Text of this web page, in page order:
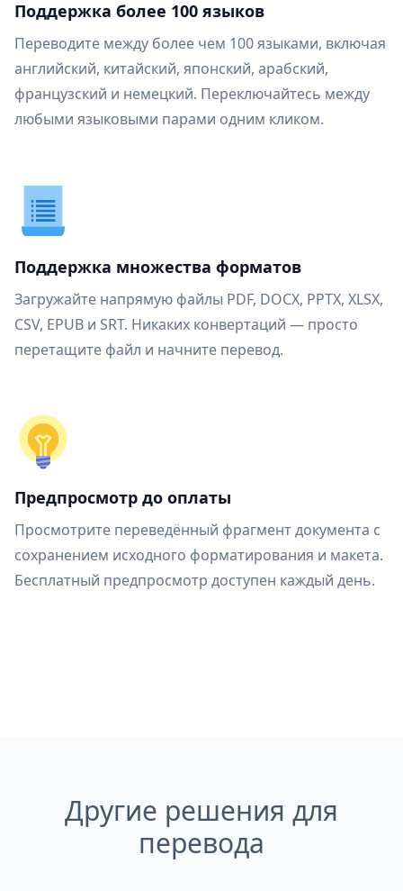
Поддержка более 100 языков
Переводите между более чем 100 языками, включая
английский, китайский, японский, арабский,
французский и немецкий. Переключайтесь между
любыми языковыми парами одним кликом.
Поддержка множества форматов
Загружайте напрямую файлы PDF, DOCX, PPTX, XLSX,
CSV, EPUB и SRT. Никаких конвертаций — просто
перетащите файл и начните перевод.
Предпросмотр до оплаты
Просмотрите переведённый фрагмент документа с
сохранением исходного форматирования и макета.
Бесплатный предпросмотр доступен каждый день.
Другие решения для
перевода